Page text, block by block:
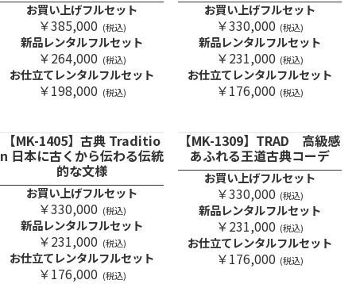
お買い上げフルセット
￥385,000 (税込)
新品レンタルフルセット
￥264,000 (税込)
お仕立てレンタルフルセット
￥198,000 (税込)
お買い上げフルセット
￥330,000 (税込)
新品レンタルフルセット
￥231,000 (税込)
お仕立てレンタルフルセット
￥176,000 (税込)
【MK-1405】古典 Traditio
n 日本に古くから伝わる伝統
的な文様
お買い上げフルセット
￥330,000 (税込)
新品レンタルフルセット
￥231,000 (税込)
お仕立てレンタルフルセット
￥176,000 (税込)
【MK-1309】TRAD 高級感
あふれる王道古典コーデ
お買い上げフルセット
￥330,000 (税込)
新品レンタルフルセット
￥231,000 (税込)
お仕立てレンタルフルセット
￥176,000 (税込)